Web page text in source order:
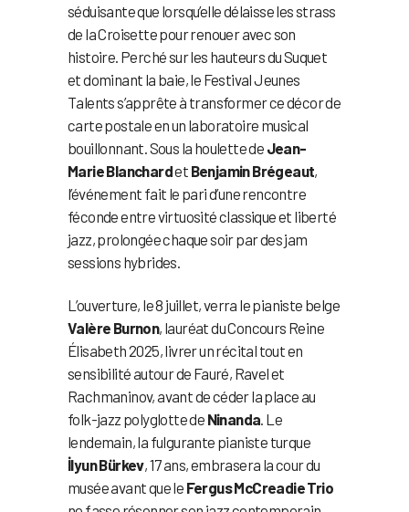
séduisante que lorsqu’elle délaisse les strass
de la Croisette pour renouer avec son
histoire. Perché sur les hauteurs du Suquet
et dominant la baie, le Festival Jeunes
Talents s’apprête à transformer ce décor de
carte postale en un laboratoire musical
bouillonnant. Sous la houlette de Jean-
Marie Blanchardet Benjamin Brégeaut,
l’événement fait le pari d’une rencontre
féconde entre virtuosité classique et liberté
jazz, prolongée chaque soir par des jam
sessions hybrides.
L’ouverture, le 8 juillet, verra le pianiste belge
Valère Burnon, lauréat du Concours Reine
Élisabeth 2025, livrer un récital tout en
sensibilité autour de Fauré, Ravel et
Rachmaninov, avant de céder la place au
folk-jazz polyglotte de Ninanda . Le
lendemain, la fulgurante pianiste turque
İlyun Bürkev, 17 ans, embrasera la cour du
musée avant que le Fergus McCreadie Trio